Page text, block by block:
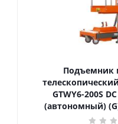
Подъемник
телескопический 200 кг
GTWY6-200S
(автономный)